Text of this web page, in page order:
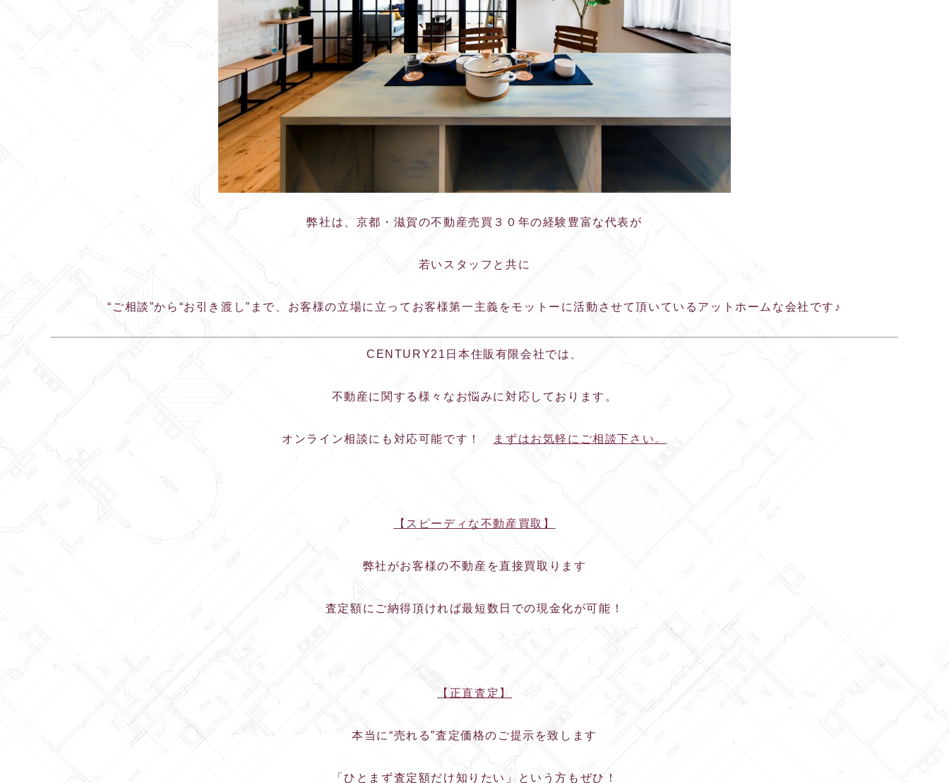
弊社は、京都・滋賀の不動産売買３０年の経験豊富な代表が
若いスタッフと共に
“ご相談”から“お引き渡し”まで、お客様の立場に立ってお客様第一主義をモットーに活動させて頂いているアットホームな会社です♪
CENTURY21日本住販有限会社では、
不動産に関する様々なお悩みに対応しております。
オンライン相談にも対応可能です！ まずはお気軽にご相談下さい。
【スピーディな不動産買取】
弊社がお客様の不動産を直接買取ります
査定額にご納得頂ければ最短数日での現金化が可能！
【正直査定】
本当に“売れる”査定価格のご提示を致します
「ひとまず査定額だけ知りたい」という方もぜひ！